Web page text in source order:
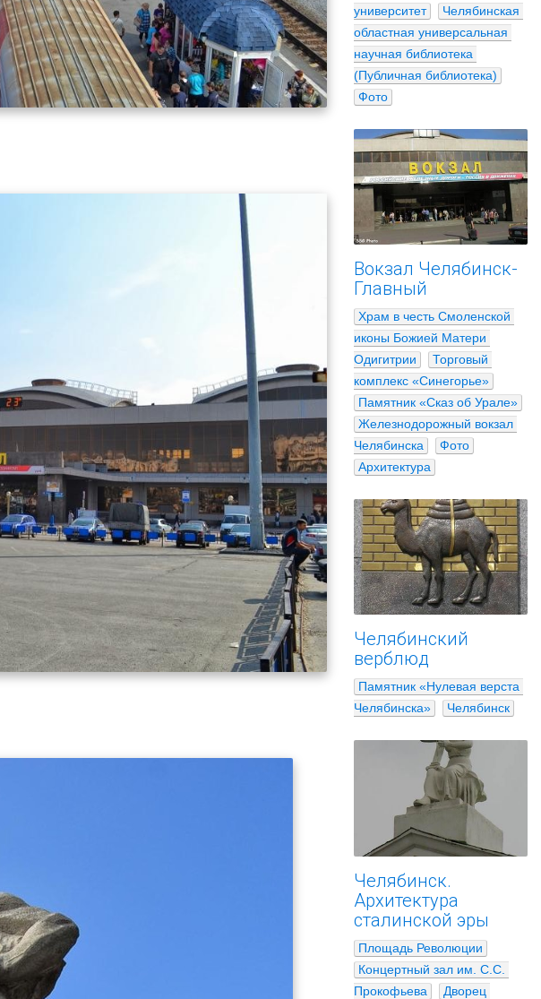
университет
Челябинская
областная универсальная
научная библиотека
(Публичная библиотека)
Фото
Вокзал Челябинск-
Главный
Храм в честь Смоленской
иконы Божией Матери
Одигитрии
Торговый
комплекс «Синегорье»
Памятник «Сказ об Урале»
Железнодорожный вокзал
Челябинска
Фото
Архитектура
Челябинский
верблюд
Памятник «Нулевая верста
Челябинска»
Челябинск
Челябинск.
Архитектура
сталинской эры
Площадь Революции
Концертный зал им. С.С.
Прокофьева
Дворец